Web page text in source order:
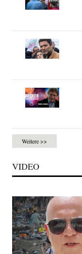
Weitere >>
VIDEO